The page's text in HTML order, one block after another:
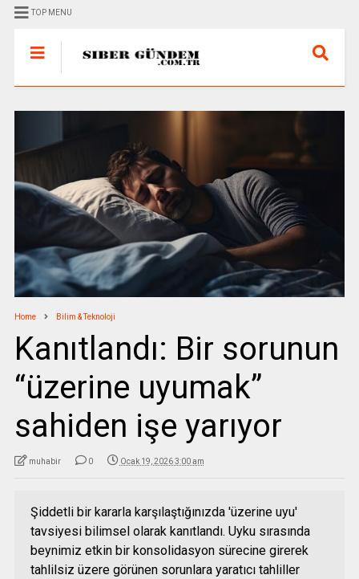
TOP MENU
Home Bilim & Teknoloji
Kanıtlandı: Bir sorunun
“üzerine uyumak”
sahiden işe yarıyor
muhabir 0 Ocak 19, 2026 3:00 am
Şiddetli bir kararla karşılaştığınızda 'üzerine uyu'
tavsiyesi bilimsel olarak kanıtlandı. Uyku sırasında
beynimiz etkin bir konsolidasyon sürecine girerek
tahlilsiz üzere görünen sorunlara yaratıcı tahliller